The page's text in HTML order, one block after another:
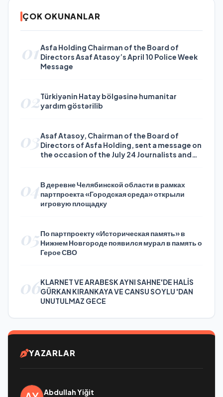
ÇOK OKUNANLAR
01Asfa Holding Chairman of the Board of
Directors Asaf Atasoy’s April 10 Police Week
Message
02Türkiyənin Hatay bölgəsinə humanitar
yardım göstərilib
03Asaf Atasoy, Chairman of the Board of
Directors of Asfa Holding, sent a message on
the occasion of the July 24 Journalists and
04В деревне Челябинской области в рамках
партпроекта «Городская среда» открыли
игровую площадку
05По партпроекту «Историческая память» в
Нижнем Новгороде появился мурал в память о
Герое СВО
06KLARNET VE ARABESK AYNI SAHNE'DE HALİS
GÜRKAN KIRANKAYA VE CANSU SOYLU 'DAN
UNUTULMAZ GECE
YAZARLAR
Abdullah Yiğit